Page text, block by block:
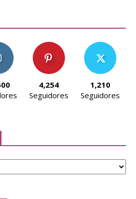
4,254
Seguidores
1,210
Seguidores